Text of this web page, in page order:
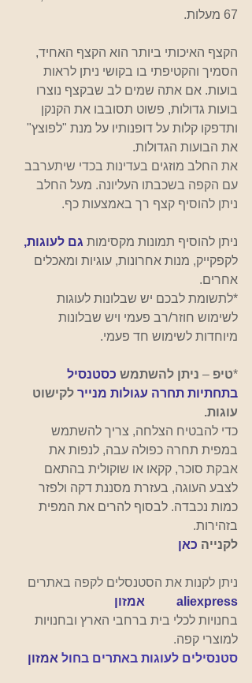
67 מעלות.
הקצף האיכותי ביותר הוא הקצף האחיד,
הסמיך והקטיפתי בו בקושי ניתן לראות
בועות. אם אתה שמים לב שבקצף נוצרו
בועות גדולות, פשוט תסובבו את הקנקן
ותדפקו קלות על דופנותיו על מנת "לפוצץ"
את הבועות הגדולות.
את החלב מוזגים בעדינות בכדי שיתערבב
עם הקפה בשכבתו העליונה. מעל החלב
ניתן להוסיף קצף רך באמצעות כף.
ניתן להוסיף תמונות מקסימות גם לעוגות,
לקפקייק, מנות אחרונות, עוגיות ומאכלים
אחרים.
*לתשומת לבכם יש שבלונות לעוגות
לשימוש חוזר/רב פעמי ויש שבלונות
מיוחדות לשימוש חד פעמי.
*טיפ – ניתן להשתמש כסטנסיל
בתחתיות תחרה עגולות מנייר לקישוט
עוגות.
כדי להבטיח הצלחה, צריך להשתמש
במפית תחרה כפולה עבה, לנפות את
אבקת סוכר, קקאו או שוקולית בהתאם
לצבע העוגה, בעזרת מסננת דקה ולפזר
כמות נכבדה. לבסוף להרים את המפית
בזהירות.
לקנייה כאן
ניתן לקנות את הסטנסלים לקפה באתרים
aliexpress
אמזון
בחנויות לכלי בית ברחבי הארץ ובחנויות
למוצרי קפה.
סטנסילים לעוגות באתרים בחול אמזון